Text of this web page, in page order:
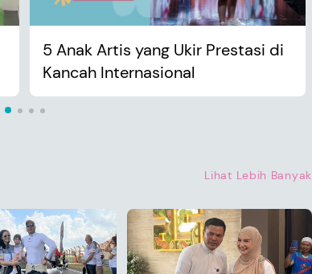
5 Anak Artis yang Ukir Prestasi di
Kancah Internasional
Lihat Lebih Banyak